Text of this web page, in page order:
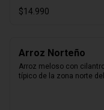
$14.990
Arroz Norteño
Arroz meloso con
típico de la zona norte